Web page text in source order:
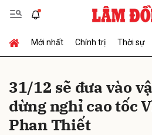
Mới nhất Chính trị Thời sự
31/12 sẽ đưa vào
dừng nghỉ cao tốc
Phan Thiết
Gửi bình luận